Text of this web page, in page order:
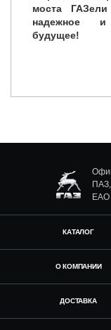
моста
надежное и
будущее!
ЕАО
КАТАЛОГ
О КОМПАНИИ
ДОСТАВКА